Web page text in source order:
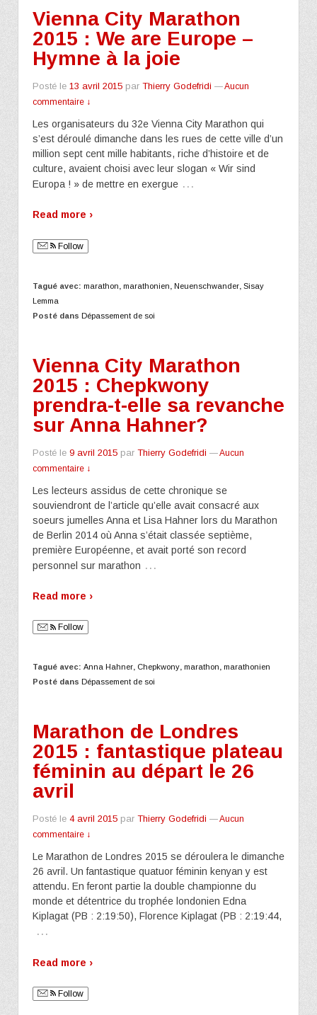
Vienna City Marathon
2015 : We are Europe –
Hymne à la joie
Posté le 13 avril 2015 par Thierry Godefridi —Aucun
commentaire ↓
Les organisateurs du 32e Vienna City Marathon qui
s’est déroulé dimanche dans les rues de cette ville d’un
million sept cent mille habitants, riche d’histoire et de
culture, avaient choisi avec leur slogan « Wir sind
Europa ! » de mettre en exergue …
Read more ›
Follow
Tagué avec: marathon marathonien Neuenschwander Sisay
Lemma
Posté dans Dépassement de soi
Vienna City Marathon
2015 : Chepkwony
prendra-t-elle sa revanche
sur Anna Hahner?
Posté le 9 avril 2015 par Thierry Godefridi —Aucun
commentaire ↓
Les lecteurs assidus de cette chronique se
souviendront de l’article qu’elle avait consacré aux
soeurs jumelles Anna et Lisa Hahner lors du Marathon
de Berlin 2014 où Anna s’était classée septième,
première Européenne, et avait porté son record
personnel sur marathon …
Read more ›
Follow
Tagué avec: Anna Hahner Chepkwony marathon marathonien
Posté dans Dépassement de soi
Marathon de Londres
2015 : fantastique plateau
féminin au départ le 26
avril
Posté le 4 avril 2015 par Thierry Godefridi —Aucun
commentaire ↓
Le Marathon de Londres 2015 se déroulera le dimanche
26 avril. Un fantastique quatuor féminin kenyan y est
attendu. En feront partie la double championne du
monde et détentrice du trophée londonien Edna
Kiplagat (PB : 2:19:50), Florence Kiplagat (PB : 2:19:44,
…
Read more ›
Follow